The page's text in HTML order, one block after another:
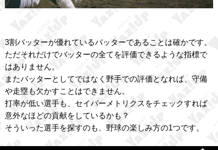
3割バッターが優れているバッターであることは確かです。
ただそれだけでバッターの全てを評価できるような指標で
はありません。
またバッターとしてではなく野手での評価となれば、守備
や走塁も欠かすことはできません。
打率が低い選手も、セイバーメトリクスをチェックすれば
意外なほどの貢献をしているかも？
そういった選手を探すのも、野球の楽しみ方の1つです。